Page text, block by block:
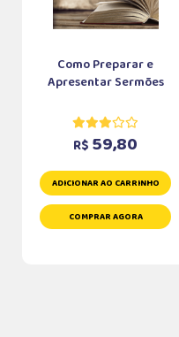
Como Preparar e
Apresentar Sermões
R$ 59,80
ADICIONAR AO CARRINHO
COMPRAR AGORA